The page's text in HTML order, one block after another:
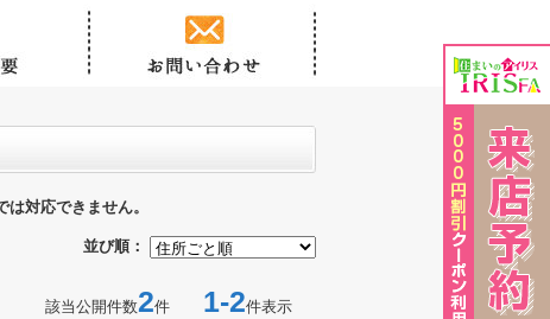
対応できません。
並び順：
該当公開件数2件 1-2件表示